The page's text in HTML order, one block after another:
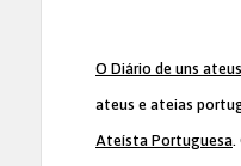
O Diário de uns ateus
ateus e ateias
Ateísta Portuguesa.